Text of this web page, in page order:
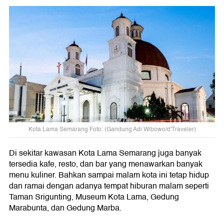
Kota Lama Semarang Foto: (Gandung Adi Wibowo/d'Traveler)
Di sekitar kawasan Kota Lama Semarang juga banyak
tersedia kafe, resto, dan bar yang menawarkan banyak
menu kuliner. Bahkan sampai malam kota ini tetap hidup
dan ramai dengan adanya tempat hiburan malam seperti
Taman Srigunting, Museum Kota Lama, Gedung
Marabunta, dan Gedung Marba.